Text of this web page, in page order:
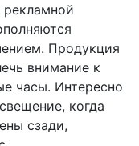
Продукция
внимание к
часы. Интересно
когда
сзади,